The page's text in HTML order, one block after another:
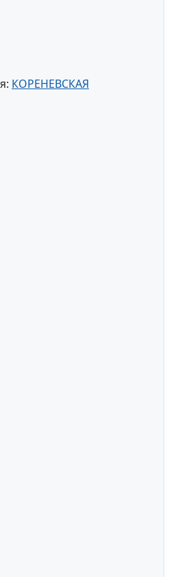
КОРЕНЕВСКАЯ